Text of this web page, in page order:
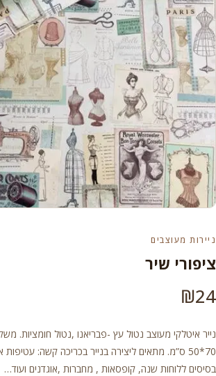
ניירות מעוצבים
ציפורי שיר
₪24
70*50 ס”מ. מתאים ליצירה בנייר בכריכה קשה:
בסיסים ללוחות שנה, קופסאות , מחברות ,אוגדנים ועוד…